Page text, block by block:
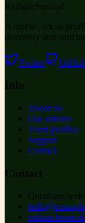
Ruihanchemical
A article , social
discovery and
Twitter
Info
About us
Our articles
Team profiles
Support
Contact
Contact
Questions